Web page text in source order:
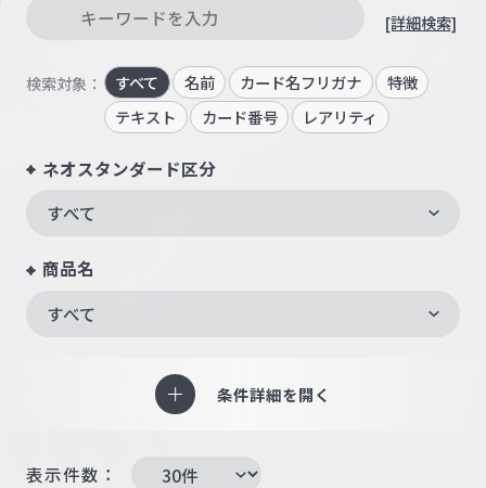
[詳細検索]
検索対象： すべて 名前 カード名フリガナ
特徴
テキスト
カード番号 レアリティ
ネオスタンダード区分
すべて
商品名
すべて
条件詳細を開く
表示件数：